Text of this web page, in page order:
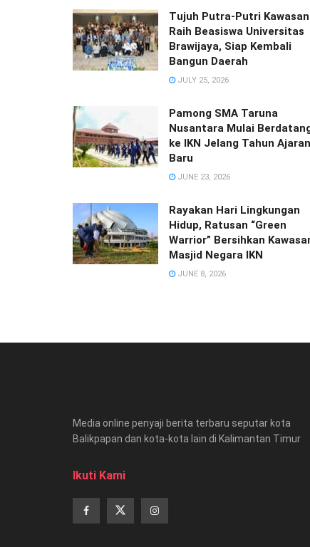
Tujuh Putra-Putri Kawasan
Raih Beasiswa Universitas
Brawijaya, Siap Kembali
Bangun Daerah
JULY 25, 2026
Pamong SMA Taruna
Nusantara Mulai
ke IKN Jelang Tahun Ajaran
Baru
JUNE 23, 2026
Rayakan Hari Lingkungan
Hidup, Ratusan “Green
Warrior” Bersihkan
Masjid Negara IKN
JUNE 8, 2026
Media online penyaji berita terbaru seputar kota
Balikpapan dan kota-kota lain di Kalimantan Timur
Ikuti Kami